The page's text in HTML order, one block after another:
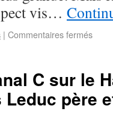
vis…
| Commentaires fermés
C sur le
père